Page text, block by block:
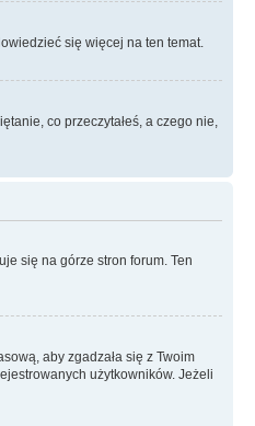
się więcej na ten temat.
co przeczytałeś, a czego nie,
się na górze stron forum. Ten
aby zgadzała się z Twoim
użytkowników. Jeżeli